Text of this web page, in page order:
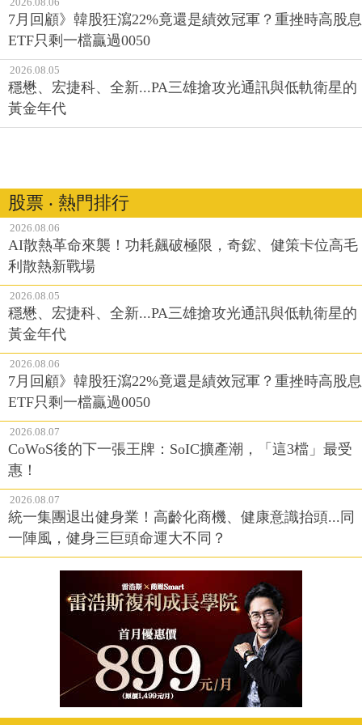
7月回顧》韓股狂瀉22%竟還是績效冠軍？重挫時高股息
ETF只剩一檔贏過0050
2026.08.05
穩懋、宏捷科、全新...PA三雄搶攻光通訊與低軌衛星的
黃金年代
股票 ‧ 熱門排行
2026.08.06
AI散熱革命來襲！功耗飆破極限，奇鋐、健策卡位高毛
利散熱新戰場
2026.08.05
穩懋、宏捷科、全新...PA三雄搶攻光通訊與低軌衛星的
黃金年代
2026.08.06
7月回顧》韓股狂瀉22%竟還是績效冠軍？重挫時高股息
ETF只剩一檔贏過0050
2026.08.07
CoWoS後的下一張王牌：SoIC擴產潮，「這3檔」最受
惠！
2026.08.07
統一集團退出健身業！高齡化商機、健康意識抬頭...同
一陣風，健身三巨頭命運大不同？